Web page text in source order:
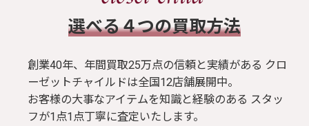
​選べる４つの買取方法
創業40年、年間買取25万点の信頼と実績がある クロ
ーゼットチャイルドは全国12店舗展開中。
お客様の大事なアイテムを知識と経験のある スタッ
フが1点1点丁寧に査定いたします。